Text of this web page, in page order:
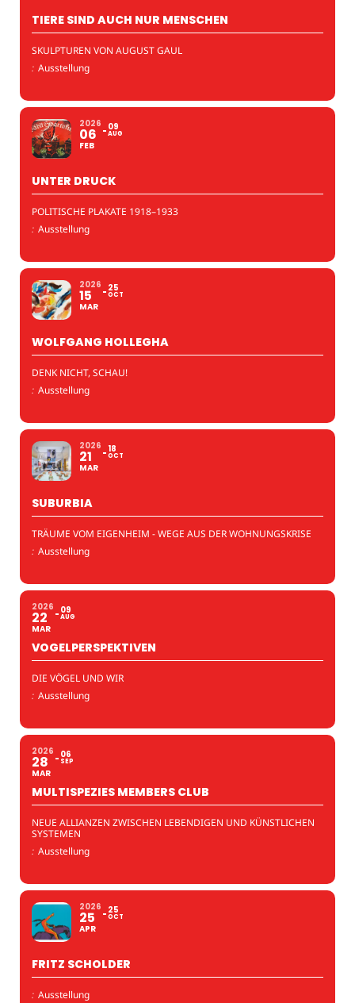
TIERE SIND AUCH NUR MENSCHEN
SKULPTUREN VON AUGUST GAUL
: Ausstellung
2026
06
FEB
09
AUG
UNTER DRUCK
POLITISCHE PLAKATE 1918–1933
: Ausstellung
2026
15
MAR
25
OCT
WOLFGANG HOLLEGHA
DENK NICHT, SCHAU!
: Ausstellung
2026
21
MAR
18
OCT
SUBURBIA
TRÄUME VOM EIGENHEIM - WEGE AUS DER WOHNUNGSKRISE
: Ausstellung
2026
22
MAR
09
AUG
VOGELPERSPEKTIVEN
DIE VÖGEL UND WIR
: Ausstellung
2026
28
MAR
06
SEP
MULTISPEZIES MEMBERS CLUB
NEUE ALLIANZEN ZWISCHEN LEBENDIGEN UND KÜNSTLICHEN
SYSTEMEN
: Ausstellung
2026
25
APR
25
OCT
FRITZ SCHOLDER
: Ausstellung